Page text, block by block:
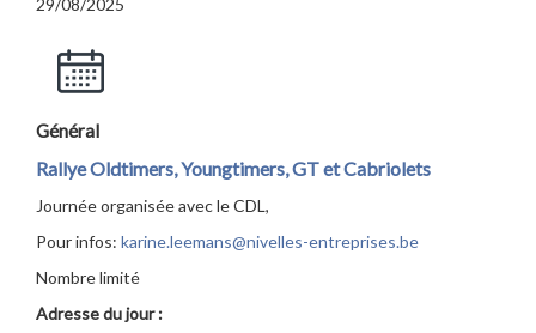
29/08/2025
Général
Rallye Oldtimers, Youngtimers, GT et Cabriolets
Journée organisée avec le CDL,
Pour infos: karine.leemans@nivelles-entreprises.be
Nombre limité
Adresse du jour :